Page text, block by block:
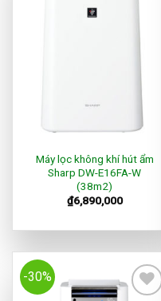
Máy lọc không khí hút ẩm
Sharp DW-E16FA-W
(38m2)
₫6,890,000
-30%